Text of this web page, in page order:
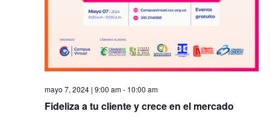
mayo 7, 2024 | 9:00 am- 10:00 am
Fideliza a tu cliente y crece en el mercado